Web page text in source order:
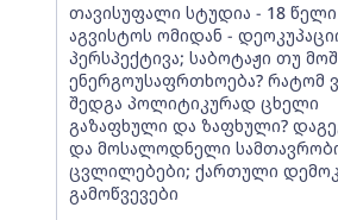
თავისუფალი სტუდია - 18 წელი
აგვისტოს ომიდან -
პერსპექტივა; საბოტაჟი თუ
ენერგოუსაფრთხოება? რატომ
შედგა პოლიტიკურად ცხელი
გაზაფხული და ზაფხული?
და მოსალოდნელი
ცვლილებები; ქართული
გამოწვევები